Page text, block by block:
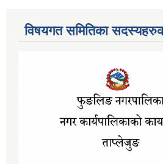
विषयगत समितिका